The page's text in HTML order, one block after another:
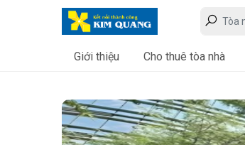
Giới thiệu Cho thuê tòa nhà